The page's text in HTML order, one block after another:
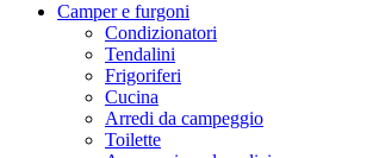
Camper e furgoni
Condizionatori
Tendalini
Frigoriferi
Cucina
Arredi da campeggio
Toilette